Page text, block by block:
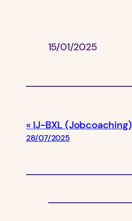
15/01/2025
IJ-BXL (Jobcoaching)
28/07/2025